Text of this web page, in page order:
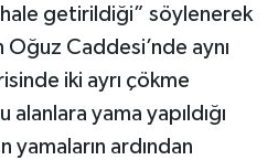
getirildiği” söylenerek
Oğuz Caddesi’nde aynı
iki ayrı çökme
yama yapıldığı
yamaların ardından